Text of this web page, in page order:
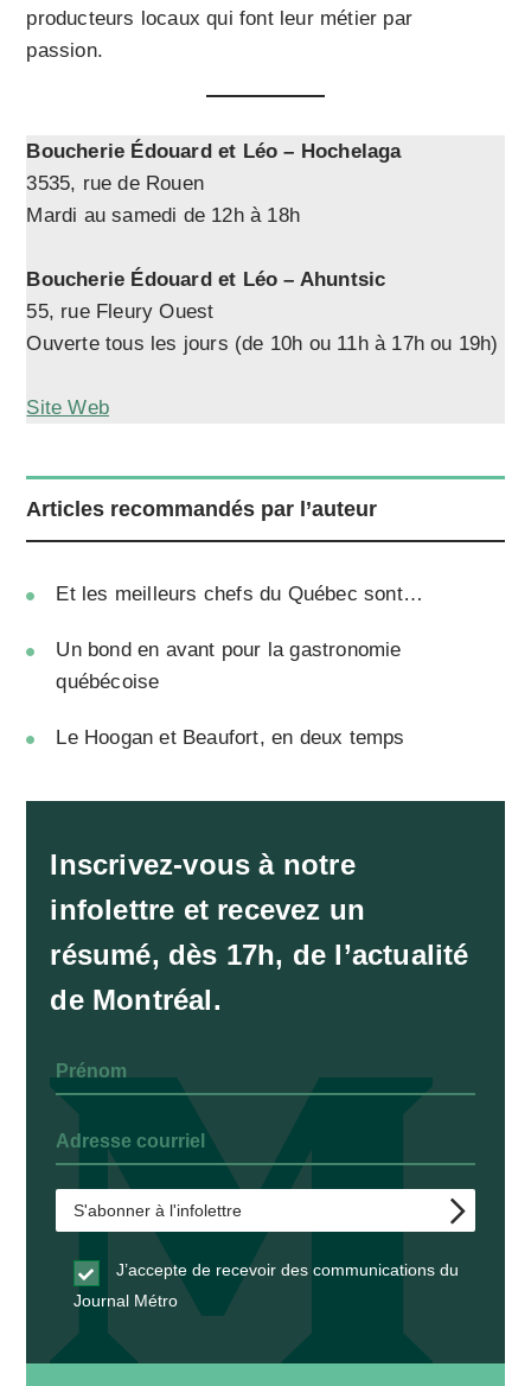
producteurs locaux qui font leur métier par
passion.
Boucherie Édouard et Léo – Hochelaga
3535, rue de Rouen
Mardi au samedi de 12h à 18h
Boucherie Édouard et Léo – Ahuntsic
55, rue Fleury Ouest
Ouverte tous les jours (de 10h ou 11h à 17h ou 19h)
Site Web
Articles recommandés par l’auteur
Et les meilleurs chefs du Québec sont…
Un bond en avant pour la gastronomie
québécoise
Le Hoogan et Beaufort, en deux temps
Inscrivez-vous à notre
infolettre et recevez un
résumé, dès 17h, de l’actualité
de Montréal.
J’accepte de recevoir des communications du
Journal Métro